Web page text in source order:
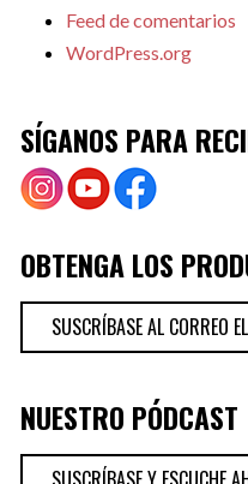
Feed de comentarios
WordPress.org
SÍGANOS PARA
OBTENGA LOS
SUSCRÍBASE AL CORREO
NUESTRO PÓDCAST